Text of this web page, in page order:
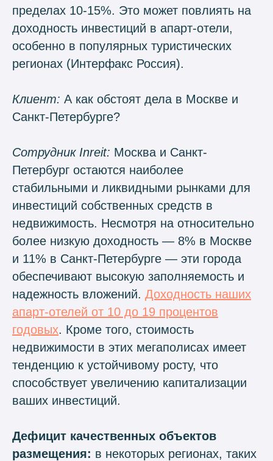
пределах 10-15%. Это может повлиять на
доходность инвестиций в апарт-отели,
особенно в популярных туристических
регионах (Интерфакс Россия).
Клиент: А как обстоят дела в Москве и
Санкт-Петербурге?
Сотрудник Inreit: Москва и Санкт-
Петербург остаются наиболее
стабильными и ликвидными рынками для
инвестиций собственных средств в
недвижимость. Несмотря на относительно
более низкую доходность — 8% в Москве
и 11% в Санкт-Петербурге — эти города
обеспечивают высокую заполняемость и
надежность вложений. Доходность наших
апарт-отелей от 10 до 19 процентов
годовых. Кроме того, стоимость
недвижимости в этих мегаполисах имеет
тенденцию к устойчивому росту, что
способствует увеличению капитализации
ваших инвестиций.
Дефицит качественных объектов
размещения: в некоторых регионах, таких